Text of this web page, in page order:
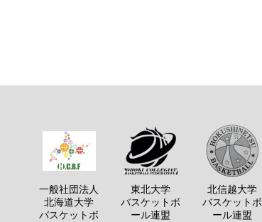
一般社団法人
北海道大学
バスケットボ
東北大学
バスケットボ
ール連盟
北信越大学
バスケットボ
ール連盟